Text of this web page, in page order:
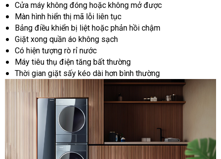
Cửa máy không đóng hoặc không mở được
Màn hình hiển thị mã lỗi liên tục
Bảng điều khiển bị liệt hoặc phản hồi chậm
Giặt xong quần áo không sạch
Có hiện tượng rò rỉ nước
Máy tiêu thụ điện tăng bất thường
Thời gian giặt sấy kéo dài hơn bình thường